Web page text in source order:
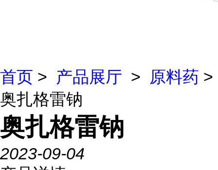
首页 > 产品展厅 > 原料药 >
奥扎格雷钠
奥扎格雷钠
2023-09-04